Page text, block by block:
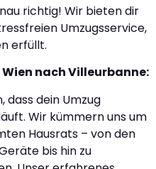
richtig! Wir bieten dir
Umzugsservice,
erfüllt.
nach Villeurbanne:
dass dein Umzug
Wir kümmern uns um
Hausrats – von den
bis hin zu